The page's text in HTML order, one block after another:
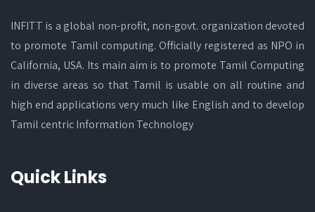
INFITT is a global non-profit, non-govt. organization devoted
to promote Tamil computing. Officially registered as NPO in
California, USA. Its main aim is to promote Tamil Computing
in diverse areas so that Tamil is usable on all routine and
high end applications very much like English and to develop
Tamil centric Information Technology
Quick Links